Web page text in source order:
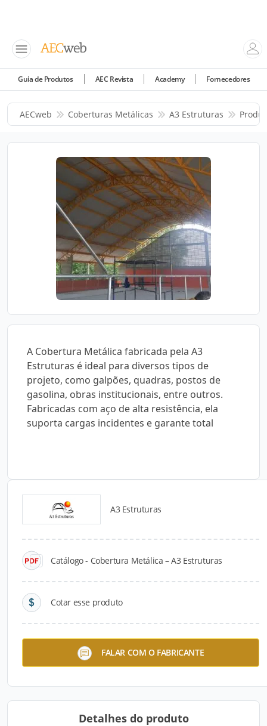
Guia de Produtos AEC Revista Academy Fornecedores
AECweb Coberturas Metálicas A3 Estruturas
A Cobertura Metálica fabricada pela A3
Estruturas é ideal para diversos tipos de
projeto, como galpões, quadras, postos de
gasolina, obras institucionais, entre outros.
Fabricadas com aço de alta resistência, ela
suporta cargas incidentes e garante total
A3 Estruturas
Catálogo - Cobertura Metálica – A3 Estruturas
Cotar esse produto
FALAR COM O FABRICANTE
Catálogos para Download
Cobertura Metálica – A3
Detalhes do produto